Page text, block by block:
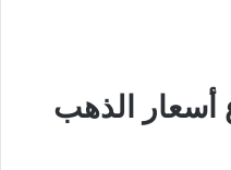
أسعار الذهب